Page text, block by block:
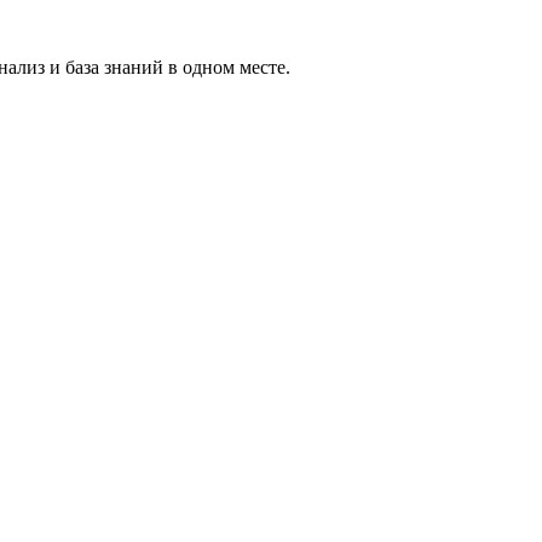
и база знаний в одном месте.